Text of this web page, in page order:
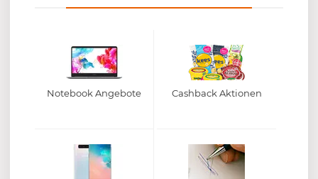
Notebook Angebote Cashback Aktionen